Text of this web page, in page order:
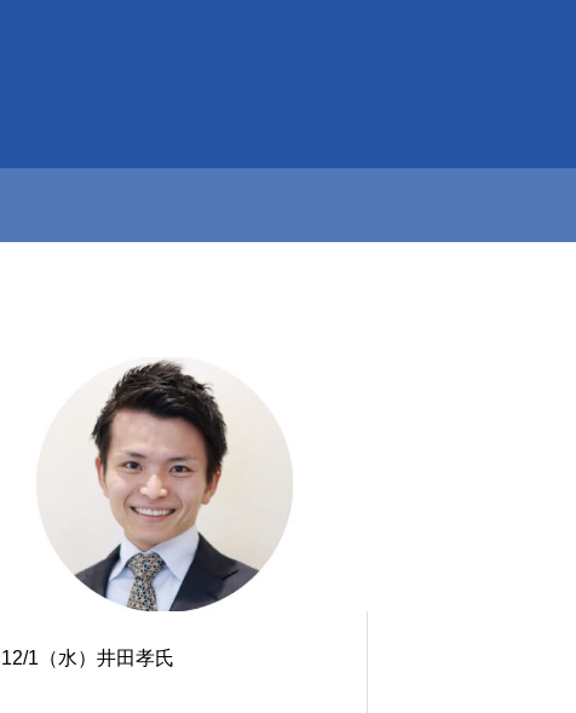
12/1（水）井田孝氏